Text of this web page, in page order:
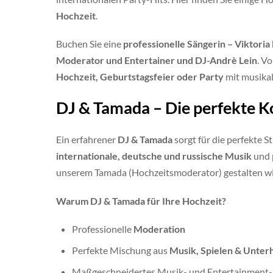
Hochzeit.
Buchen Sie eine professionelle Sängerin – Viktoria
Moderator und Entertainer und DJ-Andrè Lein.
Hochzeit, Geburtstagsfeier oder Party mit
DJ & Tamada – Die perfekte
Ein erfahrener DJ & Tamadasorgt für die perfekte
internationale, deutsche und russische Musik und
unserem Tamada (Hochzeitsmoderator) gestalten
Warum DJ & Tamada für Ihre Hochzeit?
Professionelle Moderation
Perfekte Mischung aus Musik, Spielen &